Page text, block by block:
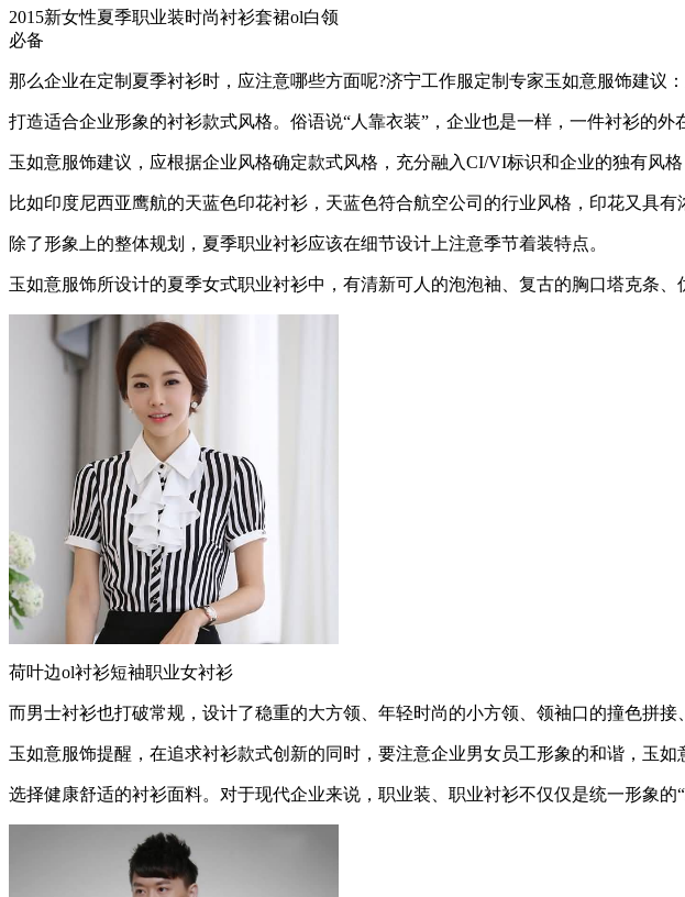
2015新女性夏季职业装时尚衬衫套裙ol白领
必备
那么企业在定制夏季衬衫时，应注意哪些方面呢?济宁工作服定制专家玉如意服饰建议
打造适合企业形象的衬衫款式风格。俗语说“人靠衣装”，企业也是一样，一件衬衫的外
玉如意服饰建议，应根据企业风格确定款式风格，充分融入CI/VI标识和企业的独有风格
比如印度尼西亚鹰航的天蓝色印花衬衫，天蓝色符合航空公司的行业风格，印花又具有
除了形象上的整体规划，夏季职业衬衫应该在细节设计上注意季节着装特点。
玉如意服饰所设计的夏季女式职业衬衫中，有清新可人的泡泡袖、复古的胸口塔克条
荷叶边ol衬衫短袖职业女衬衫
而男士衬衫也打破常规，设计了稳重的大方领、年轻时尚的小方领、领袖口的撞色拼接
玉如意服饰提醒，在追求衬衫款式创新的同时，要注意企业男女员工形象的和谐，玉
选择健康舒适的衬衫面料。对于现代企业来说，职业装、职业衬衫不仅仅是统一形象